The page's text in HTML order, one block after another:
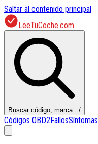
Saltar al contenido principal
LeeTuCoche.com
Buscar código, marca.../
Códigos OBD2FallosSíntomas